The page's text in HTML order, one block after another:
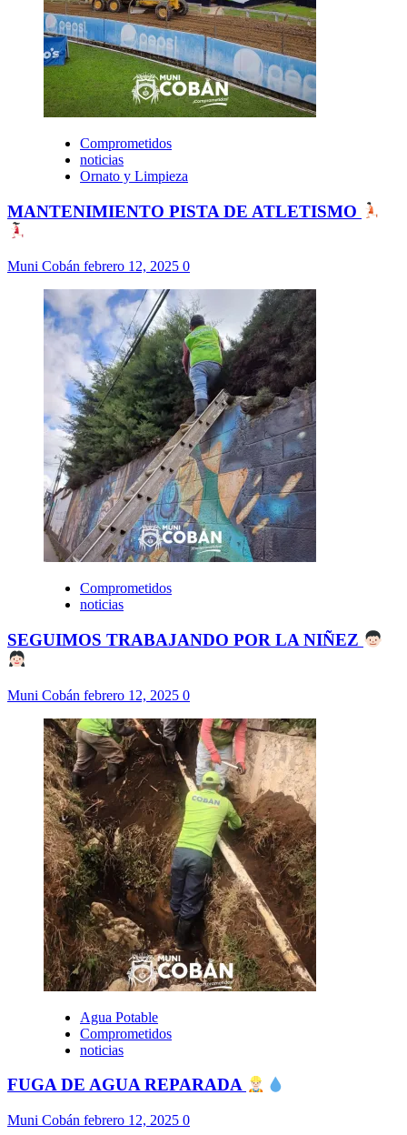
Comprometidos
noticias
Ornato y Limpieza
MANTENIMIENTO PISTA DE ATLETISMO
Muni Cobán febrero 12, 2025 0
Comprometidos
noticias
SEGUIMOS TRABAJANDO POR LA NIÑEZ
Muni Cobán febrero 12, 2025 0
Agua Potable
Comprometidos
noticias
FUGA DE AGUA REPARADA
Muni Cobán febrero 12, 2025 0